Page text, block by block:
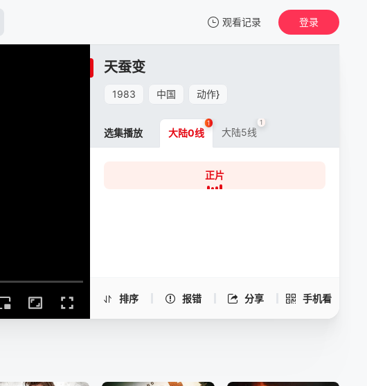
观看记录
我的观影记录
登录
天蚕变
1983 中国 动作}
排序 报错 分享 手机看
天蚕变 -正片
选集播放 大陆0线
1
大陆5线
1
正片